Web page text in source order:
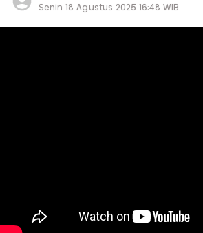
Senin 18 Agustus 2025 16:48 WIB